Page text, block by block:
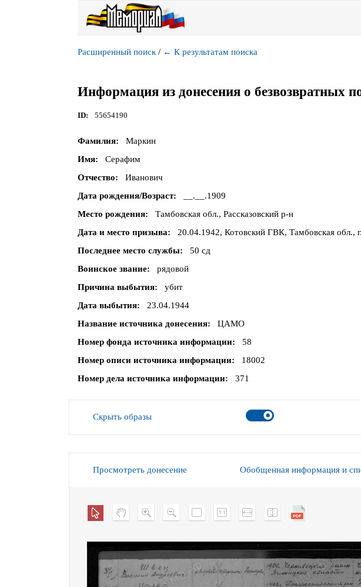
Расширенный поиск / ← К результатам поиска
Информация из донесения о безвозвратных
ID 55654190
Фамилия
Маркин
Имя
Серафим
Отчество
Иванович
Дата рождения/Возраст
__.__.1909
Место рождения
Тамбовская обл., Рассказовский р-н
Дата и место призыва
20.04.1942, Котовский ГВК, Тамбовская обл.,
Последнее место службы
50 сд
Воинское звание
рядовой
Причина выбытия
убит
Дата выбытия
23.04.1944
Название источника донесения
ЦАМО
Номер фонда источника информации
58
Номер описи источника информации
18002
Номер дела источника информации
371
Скрыть образы
Просмотреть донесение Обобщенная информация и